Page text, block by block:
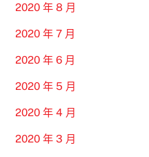
2020 年 8 月
2020 年 7 月
2020 年 6 月
2020 年 5 月
2020 年 4 月
2020 年 3 月